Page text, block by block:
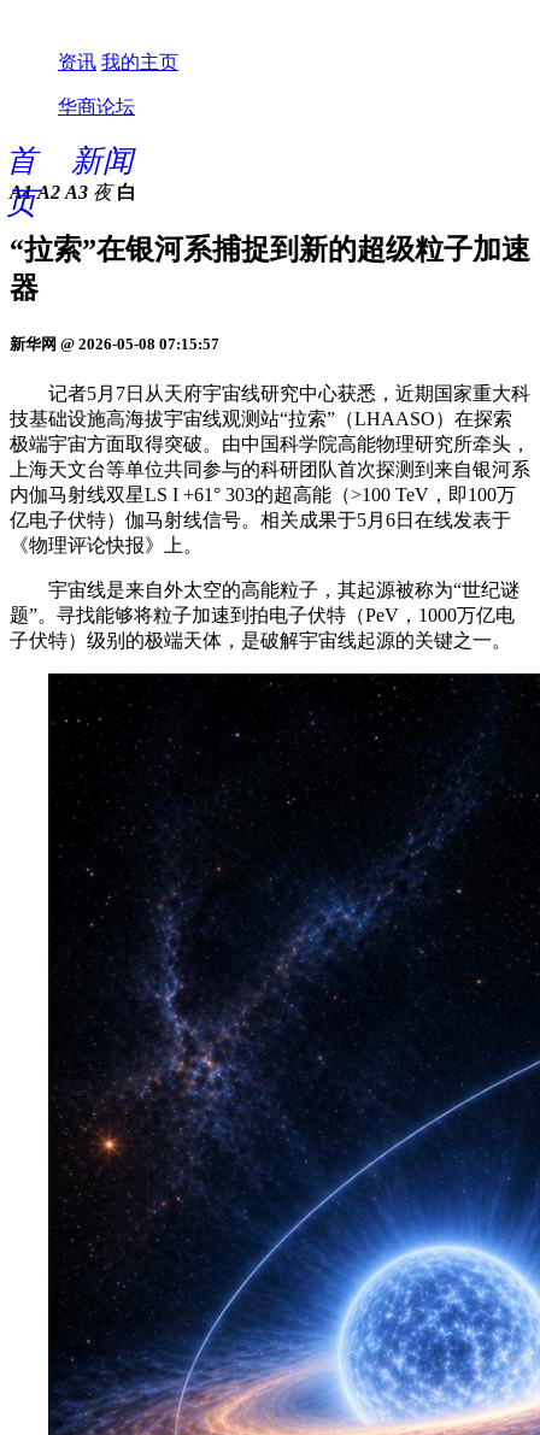
资讯 我的主页
华商论坛
首
页
新闻
A1 A2 A3 夜 白
“拉索”在银河系捕捉到新的超级粒子加速
器
新华网 @ 2026-05-08 07:15:57
记者5月7日从天府宇宙线研究中心获悉，近期国家重大科
技基础设施高海拔宇宙线观测站“拉索”（LHAASO）在探索
极端宇宙方面取得突破。由中国科学院高能物理研究所牵头，
上海天文台等单位共同参与的科研团队首次探测到来自银河系
内伽马射线双星LS I +61° 303的超高能（>100 TeV，即100万
亿电子伏特）伽马射线信号。相关成果于5月6日在线发表于
《物理评论快报》上。
宇宙线是来自外太空的高能粒子，其起源被称为“世纪谜
题”。寻找能够将粒子加速到拍电子伏特（PeV，1000万亿电
子伏特）级别的极端天体，是破解宇宙线起源的关键之一。